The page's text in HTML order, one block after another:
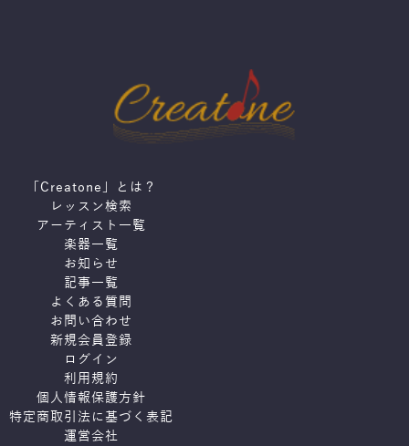
「Creatone」とは？
レッスン検索
アーティスト一覧
楽器一覧
お知らせ
記事一覧
よくある質問
お問い合わせ
新規会員登録
ログイン
利用規約
個人情報保護方針
特定商取引法に基づく表記
運営会社